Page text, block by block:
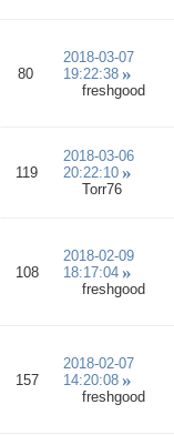
80
2018-03-07
19:22:38
freshgood
119
2018-03-06
20:22:10
Torr76
108
2018-02-09
18:17:04
freshgood
157
2018-02-07
14:20:08
freshgood